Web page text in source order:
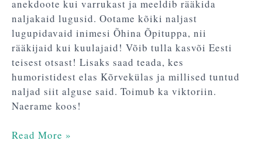
anekdoote kui varrukast ja meeldib rääkida
naljakaid lugusid. Ootame kõiki naljast
lugupidavaid inimesi Õhina Õpituppa, nii
rääkijaid kui kuulajaid! Võib tulla kasvõi Eesti
teisest otsast! Lisaks saad teada, kes
humoristidest elas Kõrvekülas ja millised tuntud
naljad siit alguse said. Toimub ka viktoriin.
Naerame koos!
Read More »